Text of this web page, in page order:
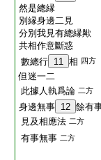
然是總縁
別縁身邊二見
分別我見有總縁歟
共相作意斷惑
數總行 11 相 四方
但迷一二
此據人執爲論 二方
身邊無事 12 餘有
見及相應法 二方
有事無事 二方